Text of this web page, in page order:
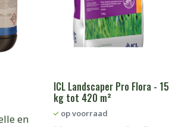
en
ICL Landscaper Pro Flora - 15
kg tot 420 m²
op voorraad